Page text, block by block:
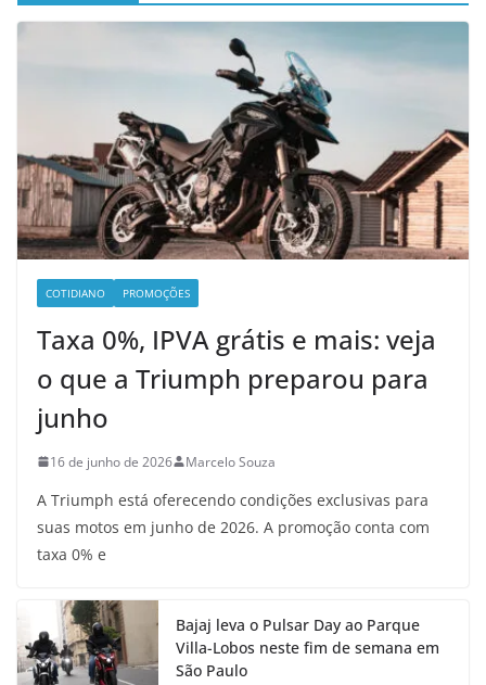
COTIDIANO PROMOÇÕES
Taxa 0%, IPVA grátis e mais: veja
o que a Triumph preparou para
junho
16 de junho de 2026 Marcelo Souza
A Triumph está oferecendo condições exclusivas para
suas motos em junho de 2026. A promoção conta com
taxa 0% e
Bajaj leva o Pulsar Day ao Parque
Villa-Lobos neste fim de semana em
São Paulo